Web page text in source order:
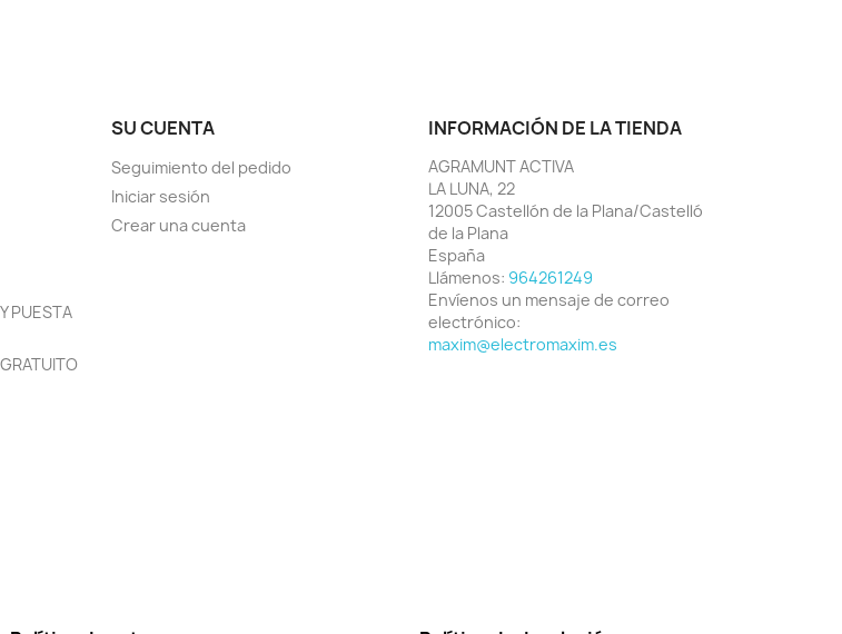
PUESTA
SU CUENTA
Seguimiento del pedido
Iniciar sesión
Crear una cuenta
INFORMACIÓN DE LA TIENDA
AGRAMUNT ACTIVA
LA LUNA, 22
12005 Castellón de la Plana/Castelló
de la Plana
España
Llámenos: 964261249
Envíenos un mensaje de correo
electrónico:
maxim@electromaxim.es